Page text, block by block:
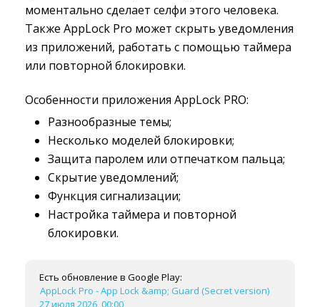
моментально сделает селфи этого человека.
Также AppLock Pro может скрыть уведомления
из приложений, работать с помощью таймера
или повторной блокировки.
Особенности приложения AppLock PRO:
Разнообразные темы;
Несколько моделей блокировки;
Защита паролем или отпечатком пальца;
Скрытие уведомлений;
Функция сигнализации;
Настройка таймера и повторной
блокировки.
Есть обновление в Google Play:
AppLock Pro - App Lock &amp; Guard (Secret version)
27 июля 2026, 00:00